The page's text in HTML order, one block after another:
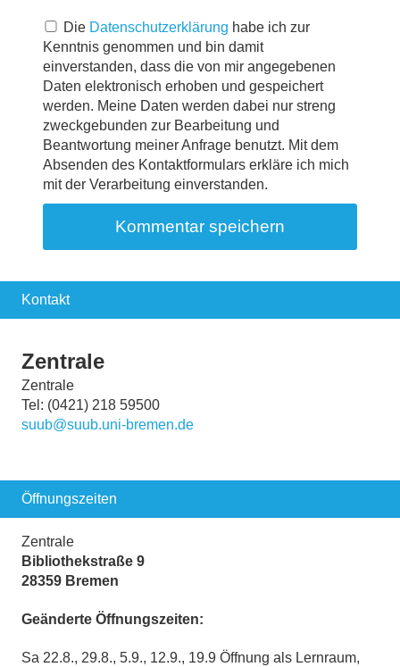
Die Datenschutzerklärung habe ich zur
Kenntnis genommen und bin damit
einverstanden, dass die von mir angegebenen
Daten elektronisch erhoben und gespeichert
werden. Meine Daten werden dabei nur streng
zweckgebunden zur Bearbeitung und
Beantwortung meiner Anfrage benutzt. Mit dem
Absenden des Kontaktformulars erkläre ich mich
mit der Verarbeitung einverstanden.
Kontakt
Zentrale
Zentrale
Tel: (0421) 218 59500
suub@suub.uni-bremen.de
Öffnungszeiten
Zentrale
Bibliothekstraße 9
28359 Bremen
Geänderte Öffnungszeiten:
Sa 22.8., 29.8., 5.9., 12.9., 19.9 Öffnung als Lernraum,